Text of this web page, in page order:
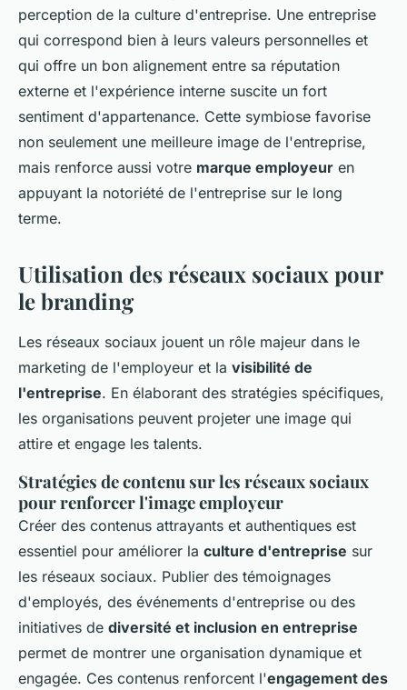
perception de la culture d'entreprise. Une entreprise
qui correspond bien à leurs valeurs personnelles et
qui offre un bon alignement entre sa réputation
externe et l'expérience interne suscite un fort
sentiment d'appartenance. Cette symbiose favorise
non seulement une meilleure image de l'entreprise,
mais renforce aussi votre marque employeur en
appuyant la notoriété de l'entreprise sur le long
terme.
Utilisation des réseaux sociaux pour
le branding
Les réseaux sociaux jouent un rôle majeur dans le
marketing de l'employeur et la visibilité de
l'entreprise. En élaborant des stratégies spécifiques,
les organisations peuvent projeter une image qui
attire et engage les talents.
Stratégies de contenu sur les réseaux sociaux
pour renforcer l'image employeur
Créer des contenus attrayants et authentiques est
essentiel pour améliorer la culture d'entreprise sur
les réseaux sociaux. Publier des témoignages
d'employés, des événements d'entreprise ou des
initiatives de diversité et inclusion en entreprise
permet de montrer une organisation dynamique et
engagée. Ces contenus renforcent l'engagement des